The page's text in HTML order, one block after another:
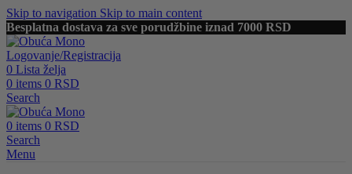
Skip to navigation Skip to main content
Besplatna dostava za sve porudžbine iznad 7000 RSD
Logovanje/Registracija
0 Lista želja
0 items 0 RSD
Search
0 items 0 RSD
Search
Menu